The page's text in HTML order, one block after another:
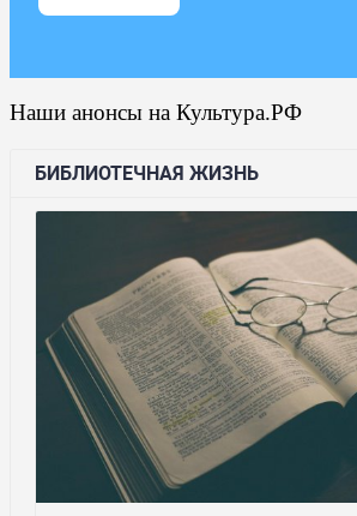
Наши анонсы на Культура.РФ